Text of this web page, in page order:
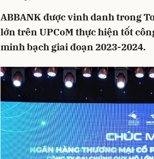
ABBANK được vinh danh trong
lớn trên UPCoM thực hiện tốt
minh bạch giai đoạn 2023-2024.